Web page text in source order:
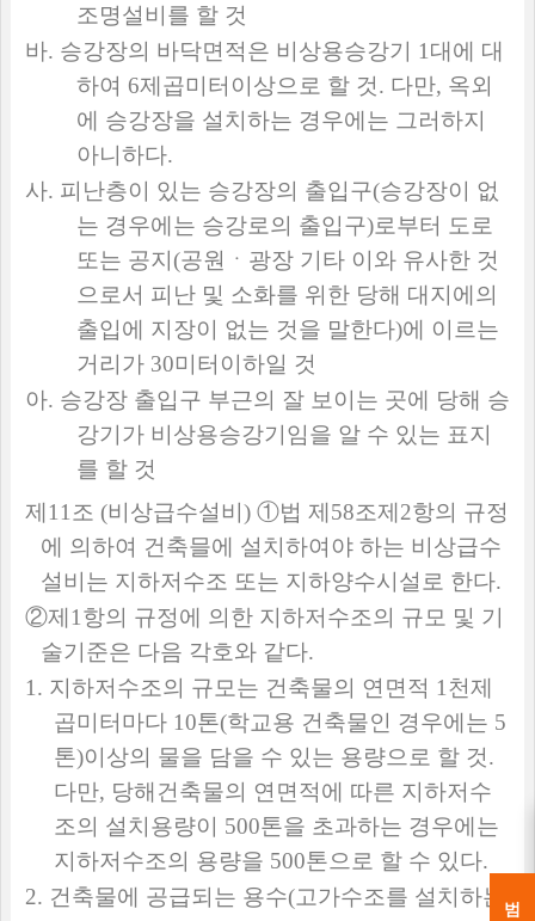
조명설비를 할 것
바. 승강장의 바닥면적은 비상용승강기 1 대에 대
하여 6제곱미터이상으로 할 것. 다만, 옥외
에 승강장을 설치하는 경우에는 그러하지
아니하다.
사. 피난층이 있는 승강장의 출입구(승강장이 없
는 경우에는 승강로의 출입구)로부터 도로
또는 공지(공원ㆍ광장 기타 이와 유사한 것
으로서 피난 및 소화를 위한 당해 대지에의
출입에 지장이 없는 것을 말한다)에 이르는
거리가 30미터이하일 것
아. 승강장 출입구 부근의 잘 보이는 곳에 당해 승
강기가 비상용승강기임을 알 수 있는 표지
를 할 것
제 11조 (비상급수설비 ) ①법 제 58조제 2항의 규정
에 의하여 건축믈에 설치하여야 하는 비상급수
설비는 지하저수조 또는 지하양수시설로 한다.
②제 1항의 규정에 의한 지하저수조의 규모 및 기
술기준은 다음 각호와 같다.
1. 지하저수조의 규모는 건축물의 연면적 1천제
곱미터마다 10톤(학교용 건축물인 경우에는 5
톤)이상의 물을 담을 수 있는 용량으로 할 것.
다만, 당해건축물의 연면적에 따른 지하저수
조의 설치용량이 500톤을 초과하는 경우에는
지하저수조의 용량을 500톤으로 할 수 있다.
2. 건축물에 공급되는 용수(고가수조를 설치하는